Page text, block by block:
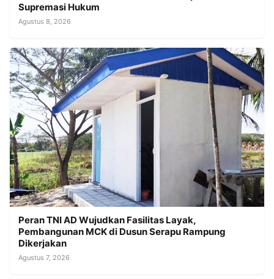
Supremasi Hukum
Agustus 8, 2026
Peran TNI AD Wujudkan Fasilitas Layak,
Pembangunan MCK di Dusun Serapu Rampung
Dikerjakan
Agustus 7, 2026